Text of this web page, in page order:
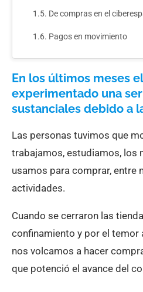
De compras en el
Pagos en movimiento
En los últimos meses
experimentado una
sustanciales debido a
Las personas tuvimos que
trabajamos, estudiamos, los
usamos para comprar, entre
actividades.
Cuando se cerraron las
confinamiento y por el temor
nos volcamos a hacer
que potenció el avance del